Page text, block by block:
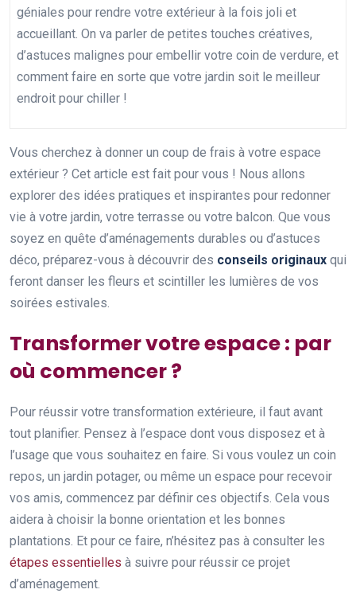
géniales pour rendre votre extérieur à la fois joli et
accueillant. On va parler de petites touches créatives,
d’astuces malignes pour embellir votre coin de verdure, et
comment faire en sorte que votre jardin soit le meilleur
endroit pour chiller !
Vous cherchez à donner un coup de frais à votre espace
extérieur ? Cet article est fait pour vous ! Nous allons
explorer des idées pratiques et inspirantes pour redonner
vie à votre jardin, votre terrasse ou votre balcon. Que vous
soyez en quête d’aménagements durables ou d’astuces
déco, préparez-vous à découvrir des conseils originaux qui
feront danser les fleurs et scintiller les lumières de vos
soirées estivales.
Transformer votre espace : par
où commencer ?
Pour réussir votre transformation extérieure, il faut avant
tout planifier. Pensez à l’espace dont vous disposez et à
l’usage que vous souhaitez en faire. Si vous voulez un coin
repos, un jardin potager, ou même un espace pour recevoir
vos amis, commencez par définir ces objectifs. Cela vous
aidera à choisir la bonne orientation et les bonnes
plantations. Et pour ce faire, n’hésitez pas à consulter les
étapes essentielles à suivre pour réussir ce projet
d’aménagement.